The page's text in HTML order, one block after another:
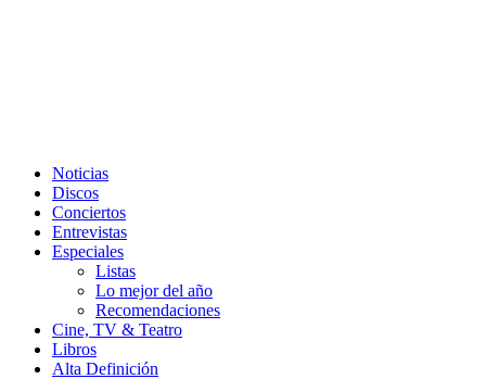
Noticias
Discos
Conciertos
Entrevistas
Especiales
Listas
Lo mejor del año
Recomendaciones
Cine, TV & Teatro
Libros
Alta Definición